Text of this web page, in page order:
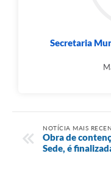
Secretaria
NOTÍCIA MAIS
Obra de
Sede, é